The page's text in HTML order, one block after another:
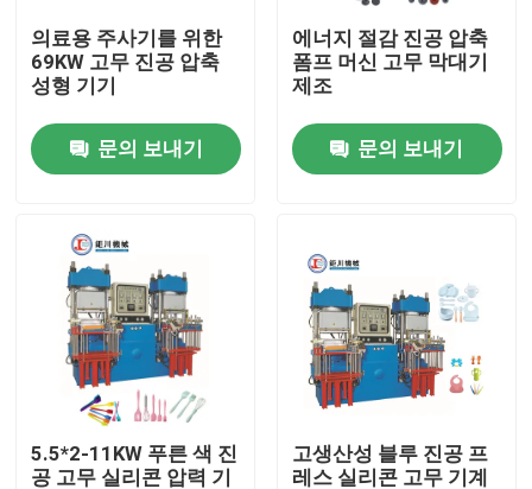
제품 소개
동영상
의료용 주사기를 위한
69KW 고무 진공 압축
성형 기기
문의 보내기
에너지 절감 진공 압축
폼프 머신 고무 막대기
제조
문의 보내기
5.5*2-11KW 푸른 색 진
공 고무 실리콘 압력 기
고생산성 블루 진공 프
레스 실리콘 고무 기계